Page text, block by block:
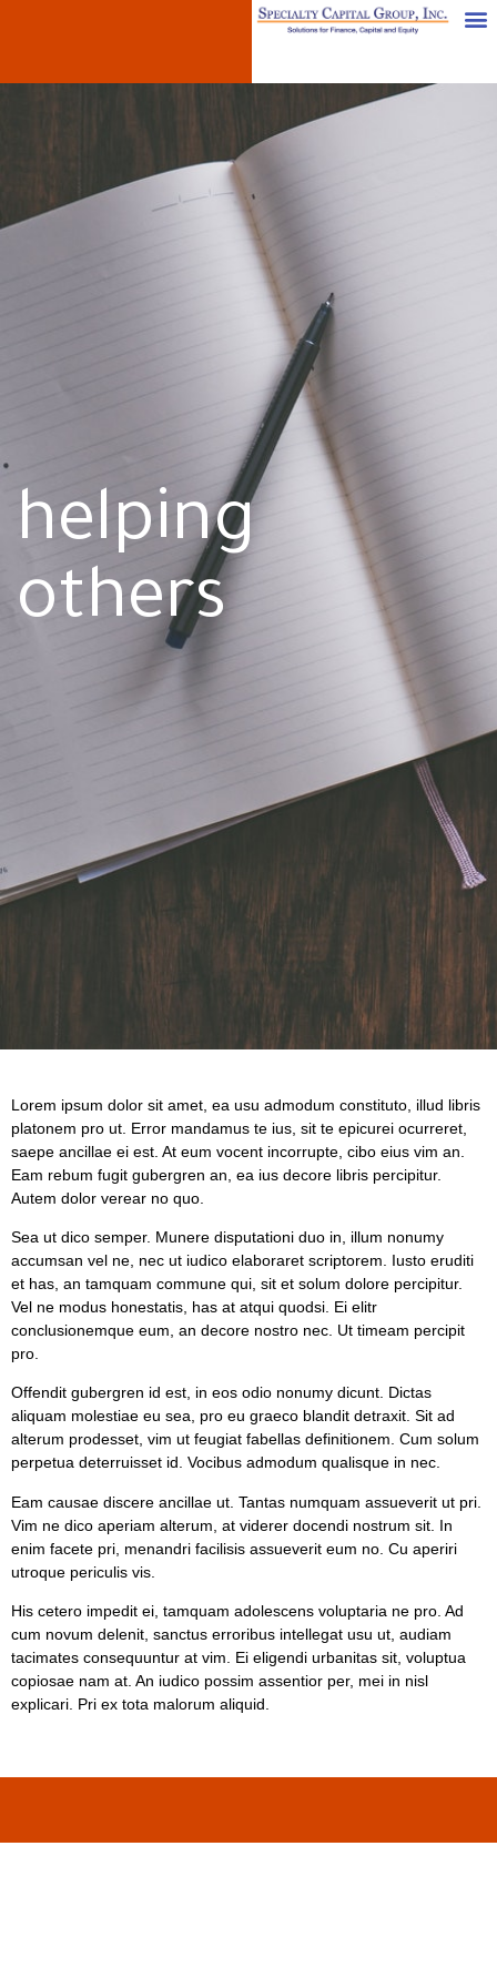
helping
others
Lorem ipsum dolor sit amet, ea usu admodum constituto, illud libris
platonem pro ut. Error mandamus te ius, sit te epicurei ocurreret,
saepe ancillae ei est. At eum vocent incorrupte, cibo eius vim an.
Eam rebum fugit gubergren an, ea ius decore libris percipitur.
Autem dolor verear no quo.
Sea ut dico semper. Munere disputationi duo in, illum nonumy
accumsan vel ne, nec ut iudico elaboraret scriptorem. Iusto eruditi
et has, an tamquam commune qui, sit et solum dolore percipitur.
Vel ne modus honestatis, has at atqui quodsi. Ei elitr
conclusionemque eum, an decore nostro nec. Ut timeam percipit
pro.
Offendit gubergren id est, in eos odio nonumy dicunt. Dictas
aliquam molestiae eu sea, pro eu graeco blandit detraxit. Sit ad
alterum prodesset, vim ut feugiat fabellas definitionem. Cum solum
perpetua deterruisset id. Vocibus admodum qualisque in nec.
Eam causae discere ancillae ut. Tantas numquam assueverit ut pri.
Vim ne dico aperiam alterum, at viderer docendi nostrum sit. In
enim facete pri, menandri facilisis assueverit eum no. Cu aperiri
utroque periculis vis.
His cetero impedit ei, tamquam adolescens voluptaria ne pro. Ad
cum novum delenit, sanctus erroribus intellegat usu ut, audiam
tacimates consequuntur at vim. Ei eligendi urbanitas sit, voluptua
copiosae nam at. An iudico possim assentior per, mei in nisl
explicari. Pri ex tota malorum aliquid.